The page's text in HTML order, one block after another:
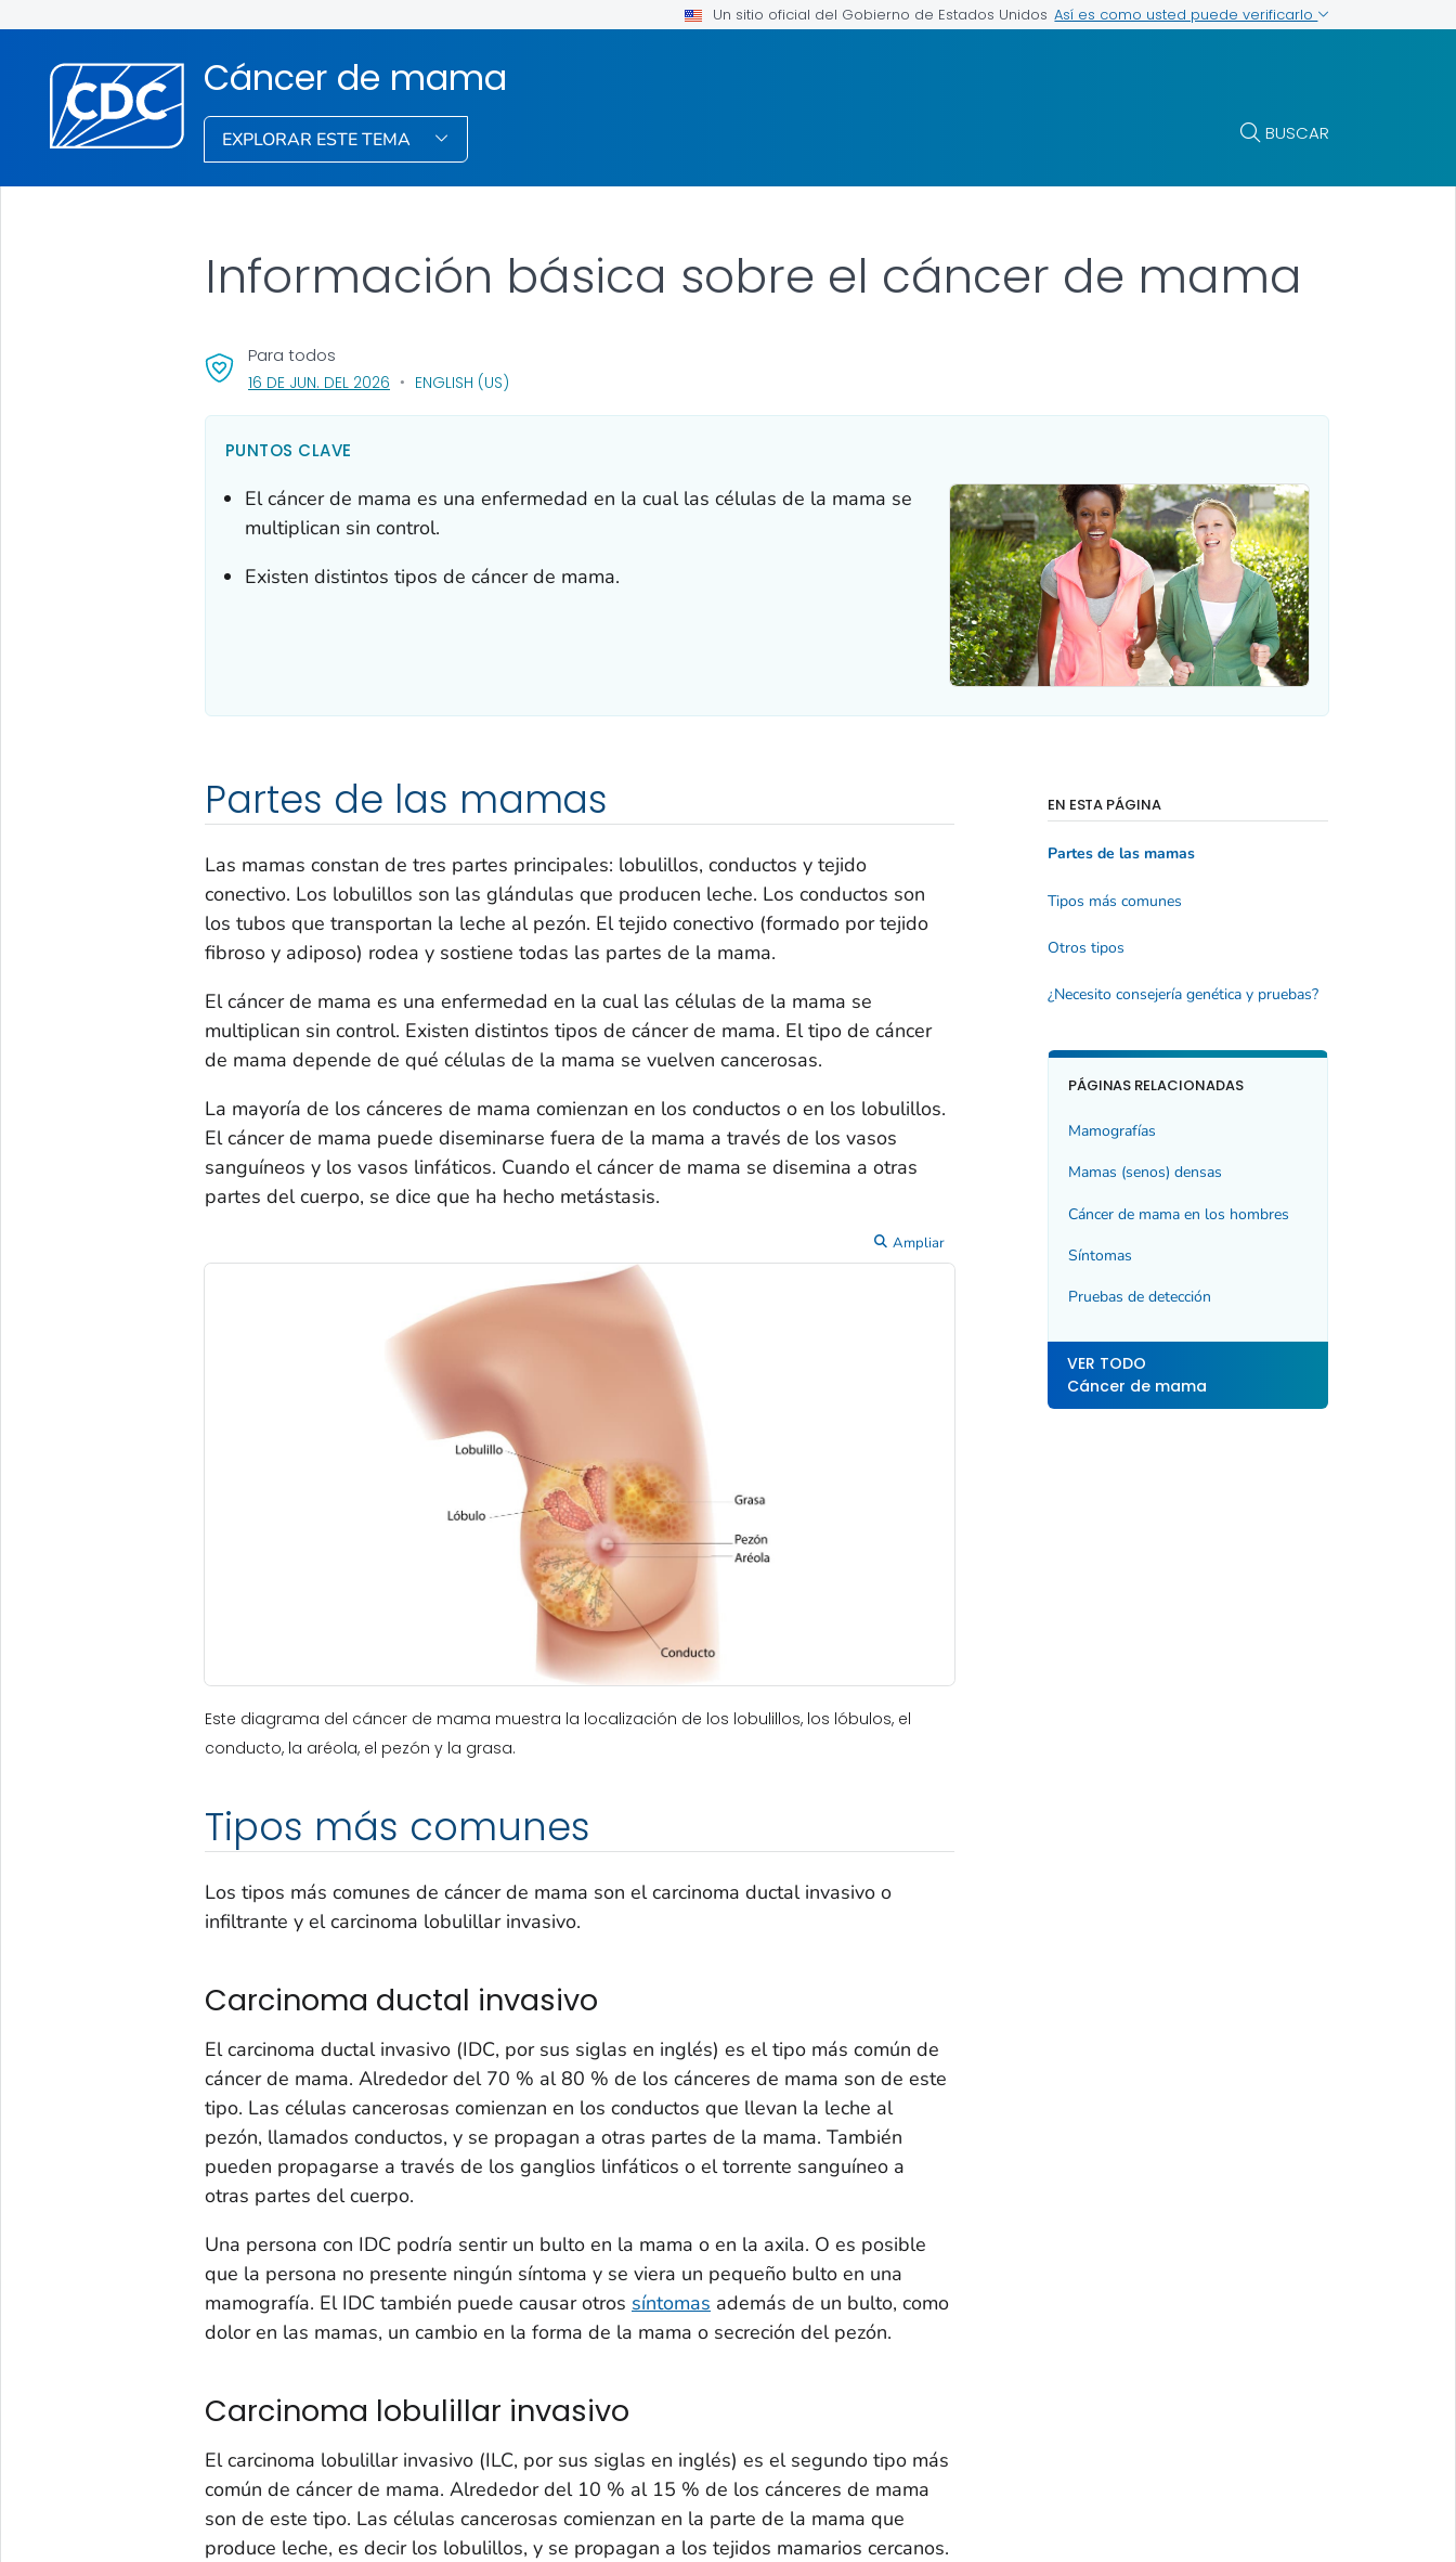
Un sitio oficial del Gobierno de Estados Unidos Así es como usted puede verificarlo
Cáncer de mama
EXPLORAR ESTE TEMA BUSCAR
Información básica sobre el cáncer de mama
Para todos
16 DE JUN. DEL 2026, VISIT LINK FOR DETAILS.
ENGLISH (US)
PUNTOS CLAVE
El cáncer de mama es una enfermedad en la cual las células de la mama se
multiplican sin control.
Existen distintos tipos de cáncer de mama.
Partes de las mamas
Las mamas constan de tres partes principales: lobulillos, conductos y tejido
conectivo. Los lobulillos son las glándulas que producen leche. Los conductos son
los tubos que transportan la leche al pezón. El tejido conectivo (formado por tejido
fibroso y adiposo) rodea y sostiene todas las partes de la mama.
El cáncer de mama es una enfermedad en la cual las células de la mama se
multiplican sin control. Existen distintos tipos de cáncer de mama. El tipo de cáncer
de mama depende de qué células de la mama se vuelven cancerosas.
La mayoría de los cánceres de mama comienzan en los conductos o en los lobulillos.
El cáncer de mama puede diseminarse fuera de la mama a través de los vasos
sanguíneos y los vasos linfáticos. Cuando el cáncer de mama se disemina a otras
partes del cuerpo, se dice que ha hecho metástasis.
Ampliar
Este diagrama del cáncer de mama muestra la localización de los lobulillos, los lóbulos, el
conducto, la aréola, el pezón y la grasa.
Tipos más comunes
Los tipos más comunes de cáncer de mama son el carcinoma ductal invasivo o
infiltrante y el carcinoma lobulillar invasivo.
Carcinoma ductal invasivo
El carcinoma ductal invasivo (IDC, por sus siglas en inglés) es el tipo más común de
cáncer de mama. Alrededor del 70 % al 80 % de los cánceres de mama son de este
tipo. Las células cancerosas comienzan en los conductos que llevan la leche al
pezón, llamados conductos, y se propagan a otras partes de la mama. También
pueden propagarse a través de los ganglios linfáticos o el torrente sanguíneo a
otras partes del cuerpo.
Una persona con IDC podría sentir un bulto en la mama o en la axila. O es posible
que la persona no presente ningún síntoma y se viera un pequeño bulto en una
mamografía. El IDC también puede causar otros síntomas además de un bulto, como
dolor en las mamas, un cambio en la forma de la mama o secreción del pezón.
Carcinoma lobulillar invasivo
El carcinoma lobulillar invasivo (ILC, por sus siglas en inglés) es el segundo tipo más
común de cáncer de mama. Alrededor del 10 % al 15 % de los cánceres de mama
son de este tipo. Las células cancerosas comienzan en la parte de la mama que
produce leche, es decir los lobulillos, y se propagan a los tejidos mamarios cercanos.
EN ESTA PÁGINA
Partes de las mamas
Tipos más comunes
Otros tipos
¿Necesito consejería genética y pruebas?
PÁGINAS RELACIONADAS
Mamografías
Mamas (senos) densas
Cáncer de mama en los hombres
Síntomas
Pruebas de detección
VER TODO
Cáncer de mama